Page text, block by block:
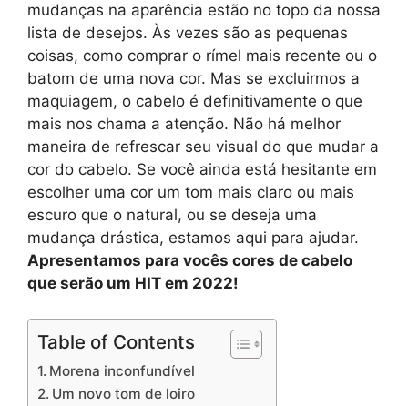
mudanças na aparência estão no topo da nossa
lista de desejos. Às vezes são as pequenas
coisas, como comprar o rímel mais recente ou o
batom de uma nova cor. Mas se excluirmos a
maquiagem, o cabelo é definitivamente o que
mais nos chama a atenção. Não há melhor
maneira de refrescar seu visual do que mudar a
cor do cabelo. Se você ainda está hesitante em
escolher uma cor um tom mais claro ou mais
escuro que o natural, ou se deseja uma
mudança drástica, estamos aqui para ajudar.
Apresentamos para vocês cores de cabelo
que serão um HIT em 2022!
Table of Contents
Morena inconfundível
Um novo tom de loiro